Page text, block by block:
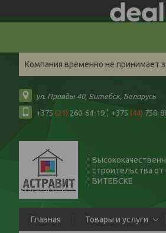
Компания временно не принимает
ул. Правды 40, Витебск, Беларусь
+375 (21) 260-64-19 +375 (44) 758-
строительства от
ВИТЕБСКЕ
Главная Товары и услуги